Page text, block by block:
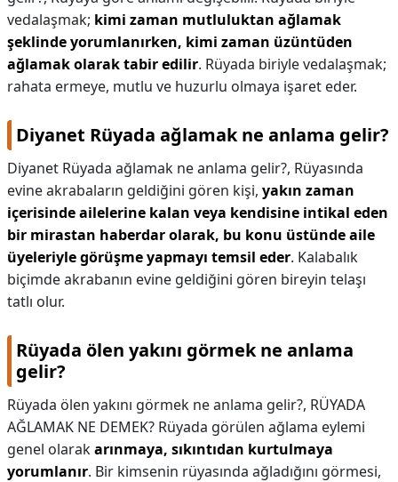
vedalaşmak; kimi zaman mutluluktan ağlamak
şeklinde yorumlanırken, kimi zaman üzüntüden
ağlamak olarak tabir edilir. Rüyada biriyle vedalaşmak;
rahata ermeye, mutlu ve huzurlu olmaya işaret eder.
Diyanet Rüyada ağlamak ne anlama gelir?
Diyanet Rüyada ağlamak ne anlama gelir?, Rüyasında
evine akrabaların geldiğini gören kişi, yakın zaman
içerisinde ailelerine kalan veya kendisine intikal eden
bir mirastan haberdar olarak, bu konu üstünde aile
üyeleriyle görüşme yapmayı temsil eder. Kalabalık
biçimde akrabanın evine geldiğini gören bireyin telaşı
tatlı olur.
Rüyada ölen yakını görmek ne anlama
gelir?
Rüyada ölen yakını görmek ne anlama gelir?, RÜYADA
AĞLAMAK NE DEMEK? Rüyada görülen ağlama eylemi
genel olarakarınmaya, sıkıntıdan kurtulmaya
yorumlanır. Bir kimsenin rüyasında ağladığını görmesi,